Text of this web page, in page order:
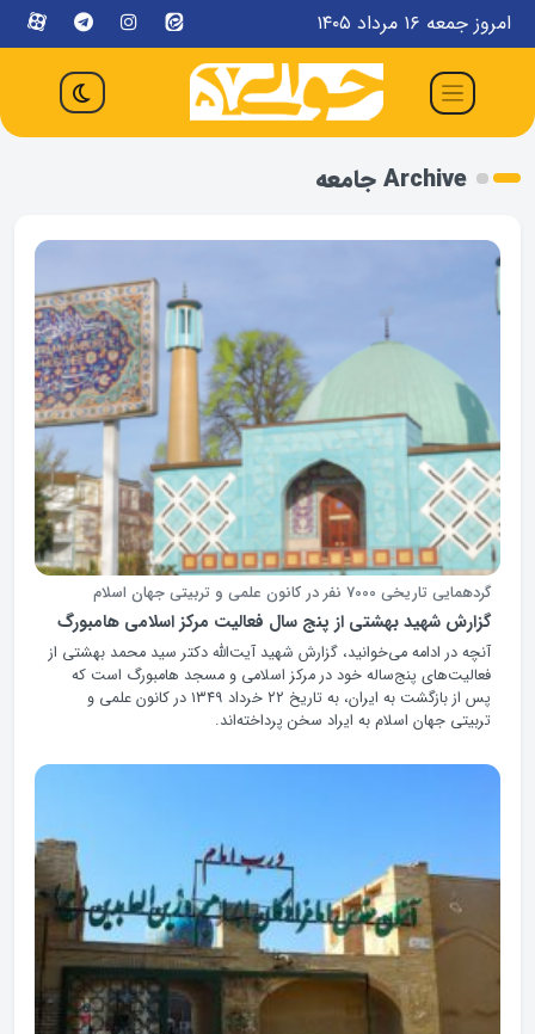
امروز جمعه ۱۶ مرداد ۱۴۰۵
Archive جامعه
گردهمایی تاریخی 7000 نفر در کانون علمی و تربیتی جهان اسلام
گزارش شهید بهشتی از پنج سال فعالیت مرکز اسلامی هامبورگ
آنچه در ادامه می‌خوانید، گزارش شهید آیت‌الله دکتر سید محمد بهشتی از
فعالیت‌های پنج‌ساله خود در مرکز اسلامی و مسجد هامبورگ است که
پس از بازگشت به ایران، به تاریخ ۲۲ خرداد ۱۳۴۹ در کانون علمی و
تربیتی جهان اسلام به ایراد سخن پرداخته‌اند.